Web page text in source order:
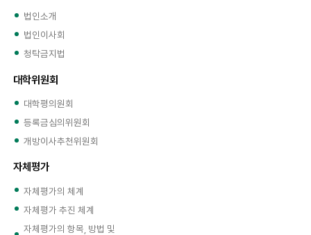
법인소개
법인이사회
청탁금지법
대학위원회
대학평의원회
등록금심의위원회
개방이사추천위원회
자체평가
자체평가의 체계
자체평가 추진 체계
자체평가의 항목, 방법 및